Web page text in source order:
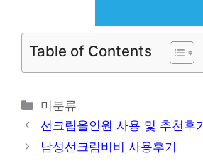
Table of Contents
카
테
고
리
미분류
선크림올인원 사용 및 추천후
남성선크림비비 사용후기